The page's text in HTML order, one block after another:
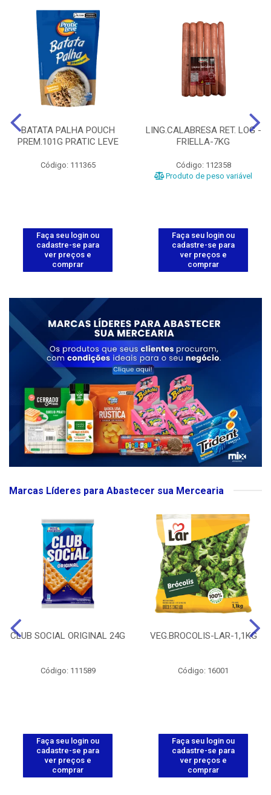
BATATA PALHA POUCH
PREM.101G PRATIC LEVE
Código: 111365
Faça seu login ou
cadastre-se para
ver preços e
comprar
LING.CALABRESA RET. LOG -
FRIELLA-7KG
Código: 112358
Produto de peso variável
Faça seu login ou
cadastre-se para
ver preços e
comprar
Marcas Líderes para Abastecer sua Mercearia
CLUB SOCIAL ORIGINAL 24G
Código: 111589
Faça seu login ou
cadastre-se para
ver preços e
comprar
VEG.BROCOLIS-LAR-1,1KG
Código: 16001
Faça seu login ou
cadastre-se para
ver preços e
comprar